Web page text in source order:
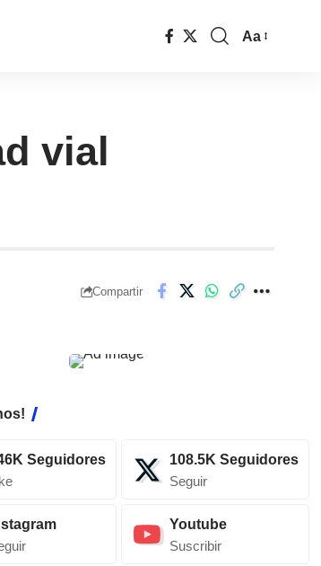
Aa
vial
Compartir
Seguidores 108.5K Seguidores
Seguir
Youtube
Suscribir